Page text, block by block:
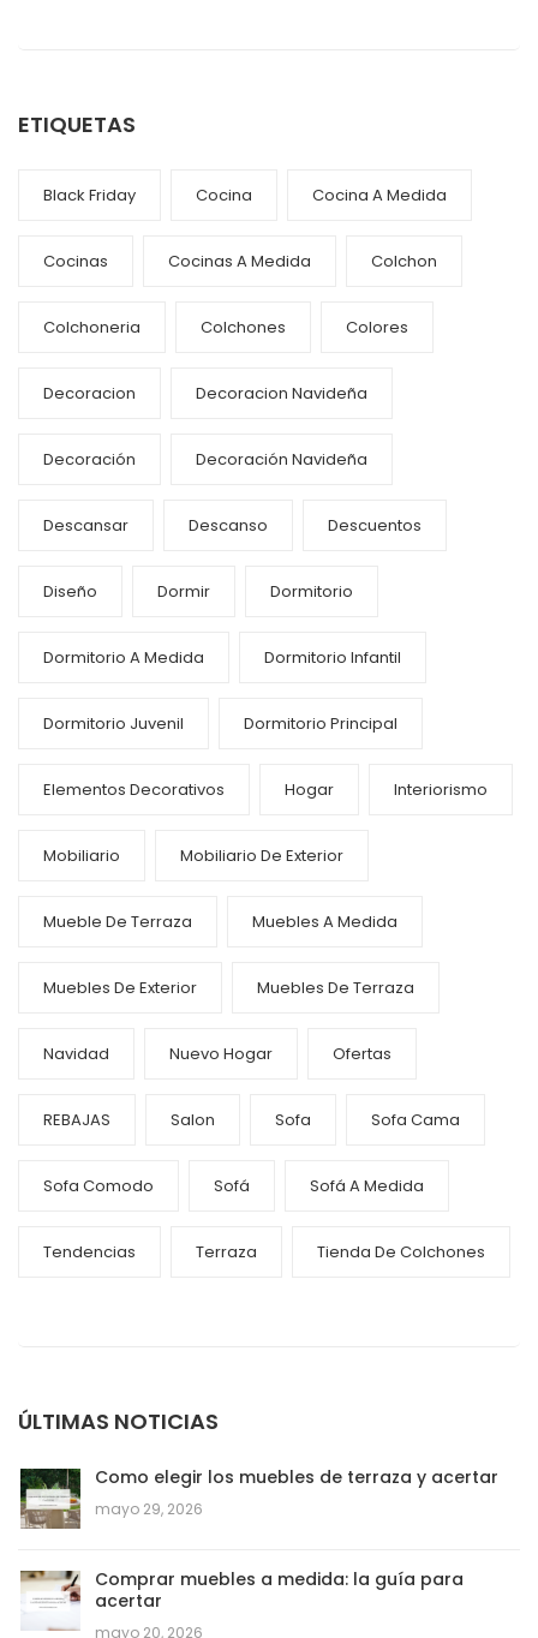
ETIQUETAS
Black Friday Cocina Cocina A Medida
Cocinas Cocinas A Medida Colchon
Colchoneria Colchones Colores
Decoracion Decoracion Navideña
Decoración Decoración Navideña
Descansar Descanso Descuentos
Diseño Dormir Dormitorio
Dormitorio A Medida Dormitorio Infantil
Dormitorio Juvenil Dormitorio Principal
Elementos Decorativos Hogar Interiorismo
Mobiliario Mobiliario De Exterior
Mueble De Terraza Muebles A Medida
Muebles De Exterior Muebles De Terraza
Navidad Nuevo Hogar Ofertas
REBAJAS Salon Sofa Sofa Cama
Sofa Comodo Sofá Sofá A Medida
Tendencias Terraza Tienda De Colchones
ÚLTIMAS NOTICIAS
Como elegir los muebles de terraza y acertar
mayo 29, 2026
Comprar muebles a medida: la guía para
acertar
mayo 20, 2026